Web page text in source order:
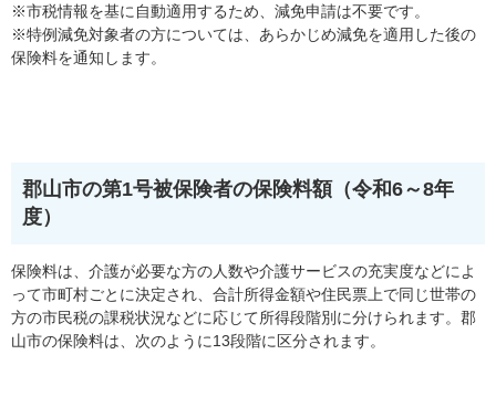
※市税情報を基に自動適用するため、減免申請は不要です。
※特例減免対象者の方については、あらかじめ減免を適用した後の
保険料を通知します。
郡山市の第1号被保険者の保険料額（令和6～8年
度）
保険料は、介護が必要な方の人数や介護サービスの充実度などによ
って市町村ごとに決定され、合計所得金額や住民票上で同じ世帯の
方の市民税の課税状況などに応じて所得段階別に分けられます。郡
山市の保険料は、次のように13段階に区分されます。